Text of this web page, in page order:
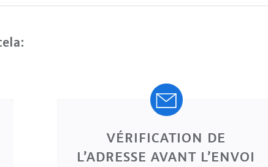
VÉRIFICATION DE
L’ADRESSE AVANT L’ENVOI